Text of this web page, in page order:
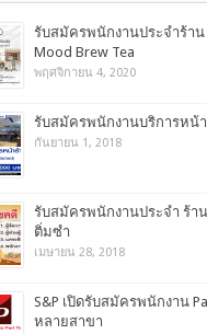
รับสมัครพนักงานประจำร้าน
Mood Brew Tea
พฤศจิกายน 4, 2020
รับสมัครพนักงานบริการหน้
กันยายน 1, 2018
รับสมัครพนักงานประจำ ร้า
ติ่มซำ
เมษายน 28, 2018
S&P เปิดรับสมัครพนักงาน
หลายสาขา